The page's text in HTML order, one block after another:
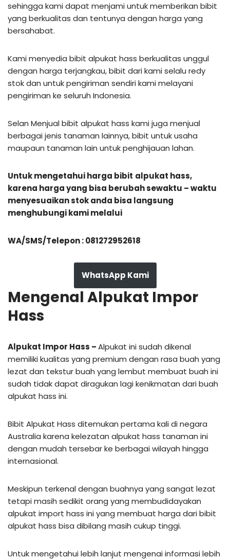
sehingga kami dapat menjami untuk memberikan bibit
yang berkualitas dan tentunya dengan harga yang
bersahabat.
Kami menyedia bibit alpukat hass berkualitas unggul
dengan harga terjangkau, bibit dari kami selalu redy
stok dan untuk pengiriman sendiri kami melayani
pengiriman ke seluruh Indonesia.
Selan Menjual bibit alpukat hass kami juga menjual
berbagai jenis tanaman lainnya, bibit untuk usaha
maupaun tanaman lain untuk penghijauan lahan.
Untuk mengetahui harga bibit alpukat hass,
karena harga yang bisa berubah sewaktu – waktu
menyesuaikan stok anda bisa langsung
menghubungi kami melalui
WA/SMS/Telepon : 081272952618
WhatsApp Kami
Mengenal Alpukat Impor
Hass
Alpukat Impor Hass –Alpukat ini sudah dikenal
memiliki kualitas yang premium dengan rasa buah yang
lezat dan tekstur buah yang lembut membuat buah ini
sudah tidak dapat diragukan lagi kenikmatan dari buah
alpukat hass ini.
Bibit Alpukat Hass ditemukan pertama kali di negara
Australia karena kelezatan alpukat hass tanaman ini
dengan mudah tersebar ke berbagai wilayah hingga
internasional.
Meskipun terkenal dengan buahnya yang sangat lezat
tetapi masih sedikit orang yang membudidayakan
alpukat import hass ini yang membuat harga dari bibit
alpukat hass bisa dibilang masih cukup tinggi.
Untuk mengetahui lebih lanjut mengenai informasi lebih